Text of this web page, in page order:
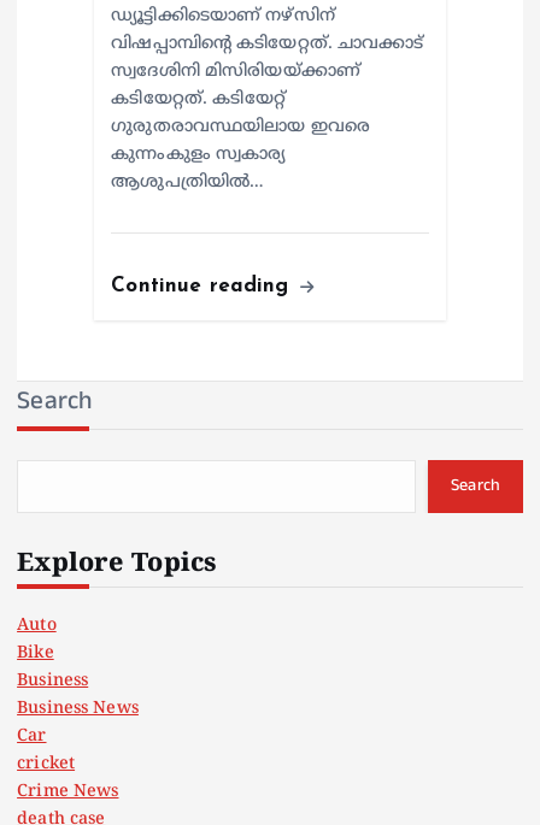
ഡ്യൂട്ടിക്കിടെയാണ് നഴ്സിന്
വിഷപ്പാമ്പിന്റെ കടിയേറ്റത്. ചാവക്കാട്
സ്വദേശിനി മിസിരിയയ്ക്കാണ്
കടിയേറ്റത്. കടിയേറ്റ്
ഗുരുതരാവസ്ഥയിലായ ഇവരെ
കുന്നംകുളം സ്വകാര്യ
ആശുപത്രിയില്‍…
Continue reading
Search
Search
Explore Topics
Auto
Bike
Business
Business News
Car
cricket
Crime News
death case